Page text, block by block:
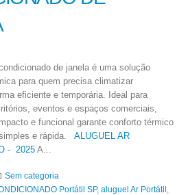
de janela é uma solução
para quem precisa climatizar
eficiente e temporária. Ideal para
eventos e espaços comerciais,
e funcional garante conforto térmico
e rápida. ALUGUEL AR
- 2025 A...
Sem categoria
Portátil SP, aluguel Ar Portátil